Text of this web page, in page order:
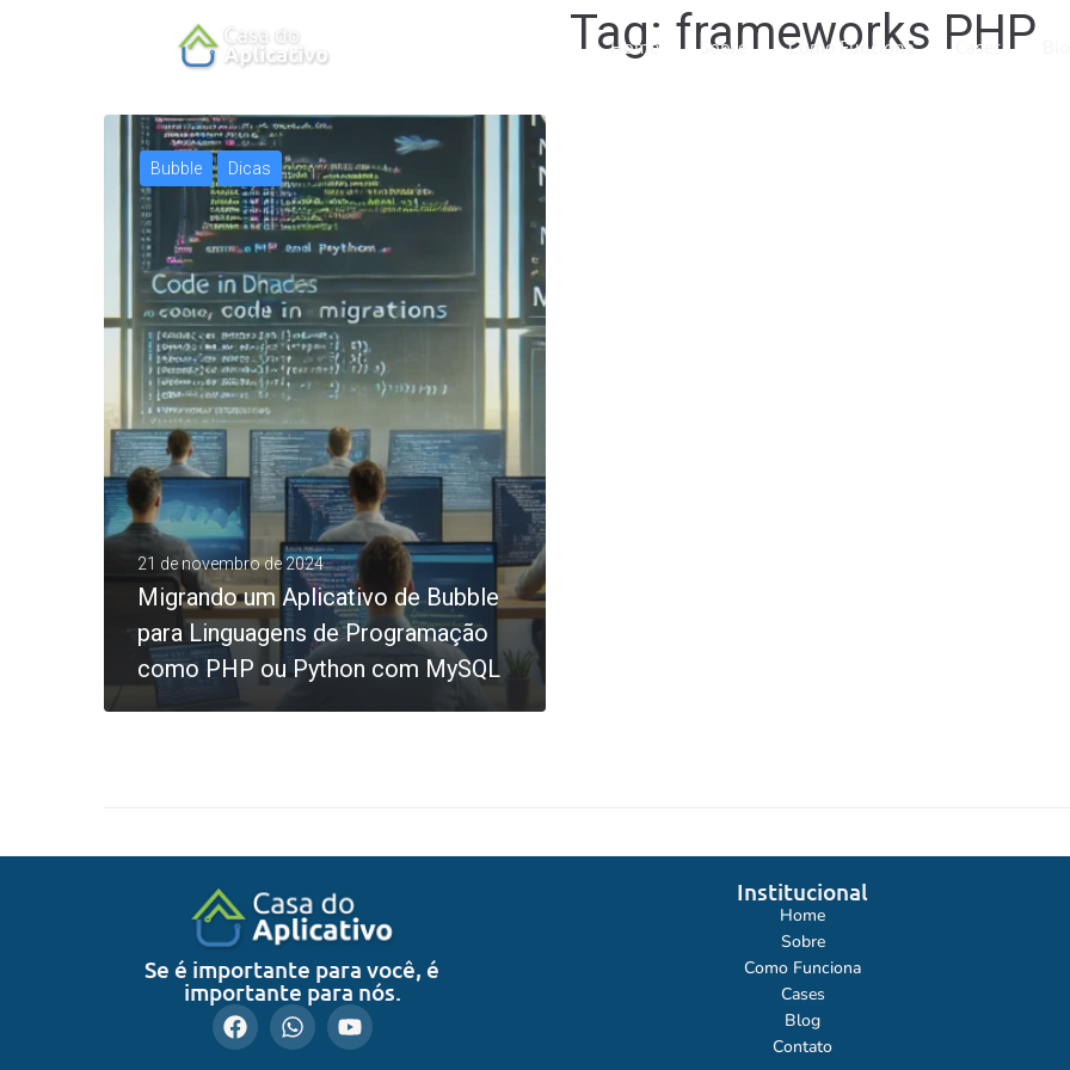
Home Sobre Como Funciona Cases
Tag: frameworks PHP
Bubble Dicas
21 de novembro de 2024
Migrando um Aplicativo de Bubble
para Linguagens de Programação
como PHP ou Python com MySQL
Se é importante para você, é
importante para nós.
Institucional
Home
Sobre
Como Funciona
Cases
Blog
Contato